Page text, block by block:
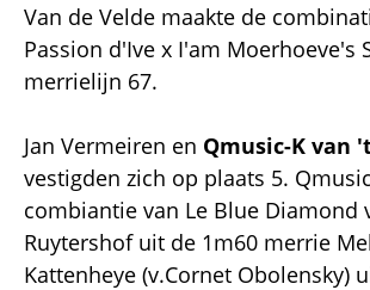
Van de Velde maakte de
Passion d'Ive x I'am Moerhoeve's
merrielijn 67.
Jan Vermeiren en Qmusic-K van
vestigden zich op plaats 5.
combiantie van Le Blue Diamond
Ruytershof uit de 1m60 merrie
Kattenheye (v.Cornet Obolensky)